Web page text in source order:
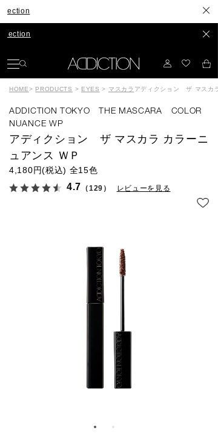
HOME> PRODUCTS > EYES > マスカラ アディクション ザ マスカ
ADDICTION TOKYO THE MASCARA COLOR
NUANCE WP
アディクション ザ マスカラ カラーニ
ュアンス ＷＰ
4,180円(税込) 全15色
4.7 （129） レビューを見る